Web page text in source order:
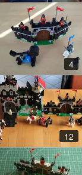
4
12